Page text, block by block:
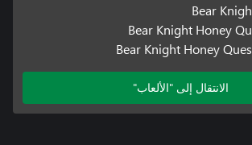
Bear
Bear Knight Honey
Bear Knight Honey
الانتقال إلى "الألعاب"